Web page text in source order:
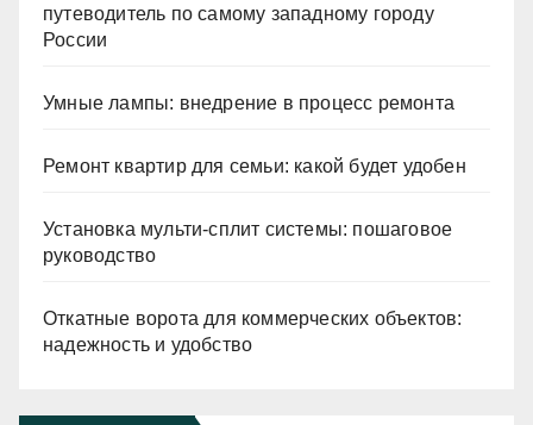
путеводитель по самому западному городу
России
Умные лампы: внедрение в процесс ремонта
Ремонт квартир для семьи: какой будет удобен
Установка мульти-сплит системы: пошаговое
руководство
Откатные ворота для коммерческих объектов:
надежность и удобство